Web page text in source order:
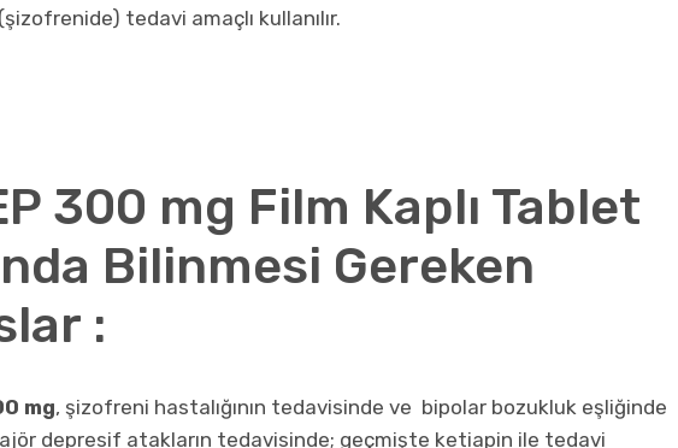
tedavi amaçlı kullanılır.
300 mg Film Kaplı Tablet
Bilinmesi Gereken
:
mg, şizofreni hastalığının tedavisinde ve bipolar bozukluk eşliğinde
depresif atakların tedavisinde; geçmişte ketiapin ile tedavi